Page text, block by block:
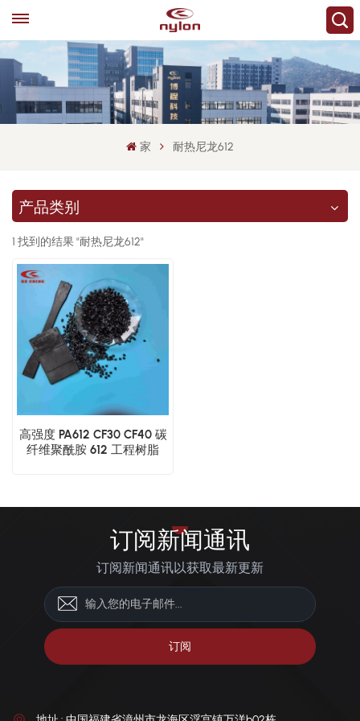
家 耐热尼龙612
产品类别
1 找到的结果 "耐热尼龙612"
高强度 PA612 CF30 CF40 碳
纤维聚酰胺 612 工程树脂
订阅新闻通讯
订阅新闻通讯以获取最新更新